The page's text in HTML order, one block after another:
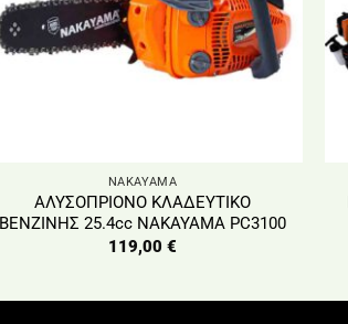
NAKAYAMA
ΑΛΥΣΟΠΡΙΟΝΟ ΚΛΑΔΕΥΤΙΚΟ
ΒΕΝΖΙΝΗΣ 25.4cc NAKAYAMA PC3100
119,00 €